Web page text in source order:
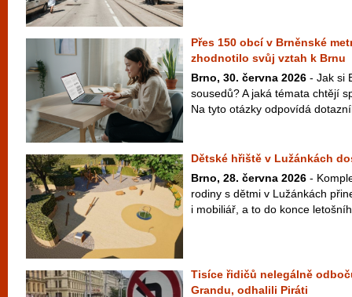
Přes 150 obcí v Brněnské
zhodnotilo svůj vztah k Brnu
Brno, 30. června 2026 - Jak si
sousedů? A jaká témata chtějí
Na tyto otázky odpovídá
Dětské hřiště v Lužánkách
Brno, 28. června 2026 -
rodiny s dětmi v Lužánkách
i mobiliář, a to do konce
Tisíce řidičů nelegálně
Grandu, odhalili Piráti